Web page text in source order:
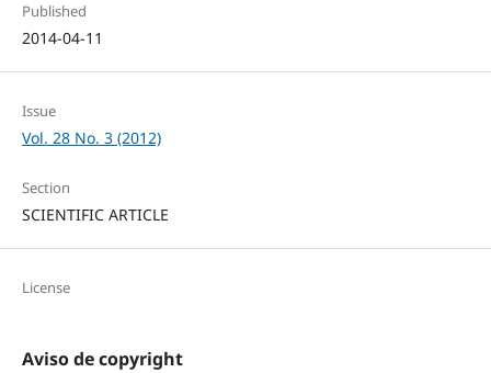
Published
2014-04-11
Issue
Vol. 28 No. 3 (2012)
Section
SCIENTIFIC ARTICLE
License
Aviso de copyright